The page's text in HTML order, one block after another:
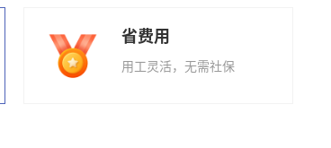
省费用
用工灵活，无需社保